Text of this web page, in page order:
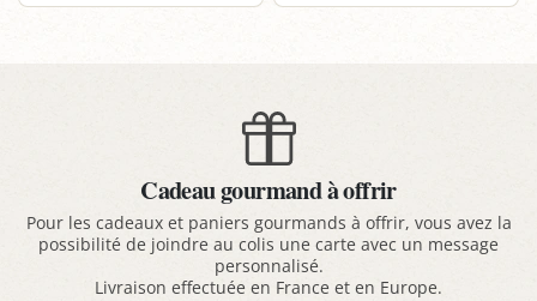
Cadeau gourmand à offrir
Pour les cadeaux et paniers gourmands à offrir, vous avez la
possibilité de joindre au colis une carte avec un message
personnalisé.
Livraison effectuée en France et en Europe.